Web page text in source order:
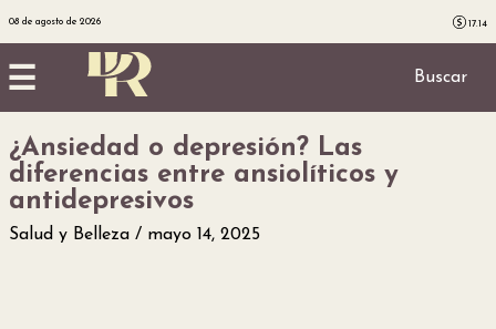
08 de agosto de 2026 17.14
☰ Buscar
Inicio
Noticias
¿Ansiedad o depresión? Las
diferencias entre ansiolíticos y
antidepresivos
Salud y Belleza mayo 14, 2025